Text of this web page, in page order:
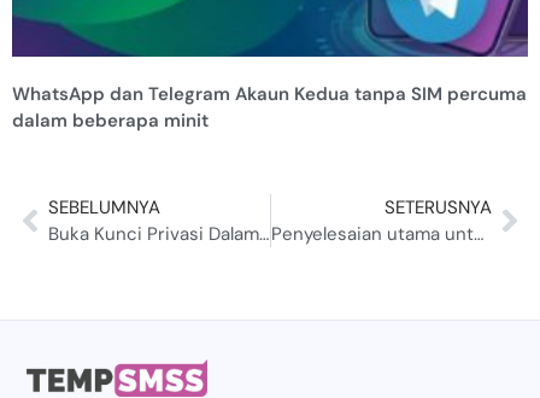
WhatsApp dan Telegram Akaun Kedua tanpa SIM percuma
dalam beberapa minit
SEBELUMNYA
Buka Kunci Privasi Dalam Talian dengan Nombor Telefon Sementara Perancis 2024
SETERUSNYA
Penyelesaian utama untuk nombor 10 min sekali pakai.